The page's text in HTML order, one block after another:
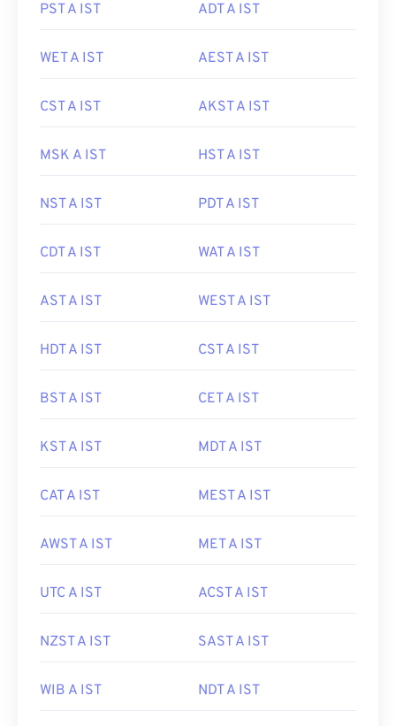
PST A IST ADT A IST
WET A IST AEST A IST
CST A IST AKST A IST
MSK A IST HST A IST
NST A IST PDT A IST
CDT A IST WAT A IST
AST A IST WEST A IST
HDT A IST CST A IST
BST A IST CET A IST
KST A IST MDT A IST
CAT A IST MEST A IST
AWST A IST MET A IST
UTC A IST ACST A IST
NZST A IST SAST A IST
WIB A IST NDT A IST